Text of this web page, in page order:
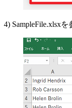
4) SampleFile.xlsx